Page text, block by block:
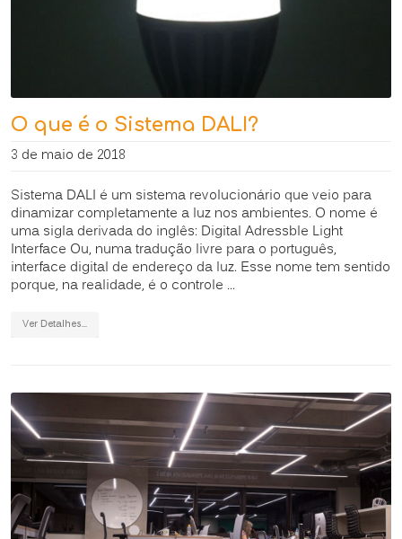
O que é o Sistema DALI?
3 de maio de 2018
Sistema DALI é um sistema revolucionário que veio para
dinamizar completamente a luz nos ambientes. O nome é
uma sigla derivada do inglês: Digital Adressble Light
Interface Ou, numa tradução livre para o português,
interface digital de endereço da luz. Esse nome tem sentido
porque, na realidade, é o controle ...
Ver Detalhes...